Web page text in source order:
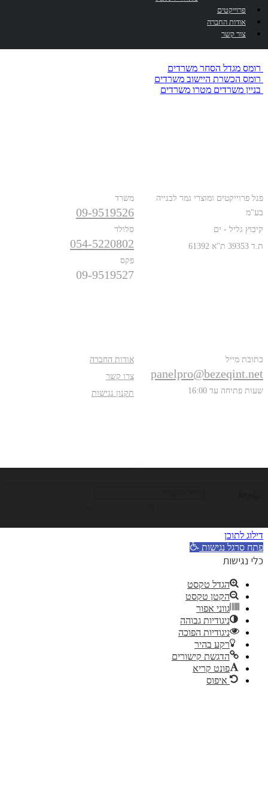
פרוייקטים
אודות החברה
צור קשר
רומס מגדל הסחר משרדים
רומס הכשרת היישוב משרדים
בניין משרדים מטרו משרדים
פנל פרוייקטים ומוצרי גמר לבנייה
בע"מ
קיבוץ גליל - ים
ת.ד 39353 ת''א 61392
משרד
09-9519526
סלולר
054-5220802
פקס
09-9519527
כתובת מייל
panelpro@bezeqint.net
שעות פתיחה עד 16:00
אודות החברה
צרו קשר
תקנון נגישות
דילוג לתוכן
פתח סרגל נגישות
כלי נגישות
הגדל טקסט
הקטן טקסט
גווני אפור
ניגודיות גבוהה
ניגודיות הפוכה
רקע בהיר
הדגשת קישורים
פונט קריא
איפוס